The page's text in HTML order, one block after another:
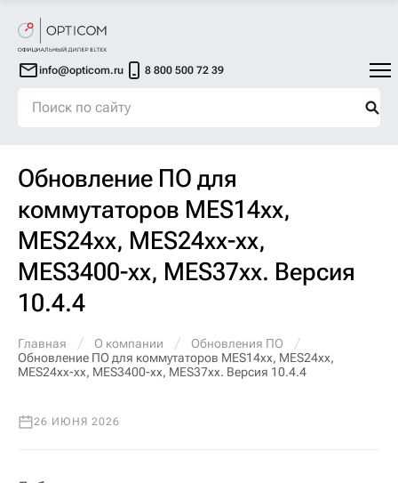
info@opticom.ru 8 800 500 72 39
Обновление ПО для
коммутаторов MES14xx,
MES24xx, MES24xx-xx,
MES3400-xx, MES37хх. Версия
10.4.4
Главная О компании
Обновления ПО
Обновление ПО для коммутаторов MES14xx, MES24xx,
MES24xx-xx, MES3400-xx, MES37хх. Версия 10.4.4
26 ИЮНЯ 2026